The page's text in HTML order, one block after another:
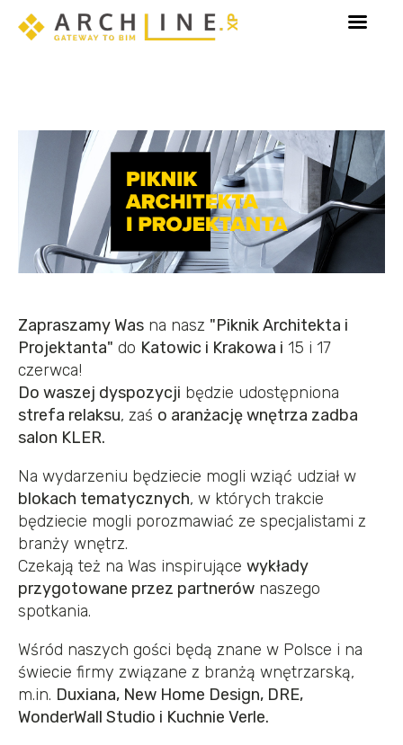
Poznaj Sketch Mode - tryb dedykowany edycji
Zapraszamy Was na nasz "Piknik Architekta i
Projektanta" do Katowic i Krakowa i 15 i 17
czerwca!
Do waszej dyspozycji będzie udostępniona
strefa relaksu, zaś o aranżację wnętrza zadba
salon KLER.
Na wydarzeniu będziecie mogli wziąć udział w
blokach tematycznych, w których trakcie
będziecie mogli porozmawiać ze specjalistami z
branży wnętrz.
Czekają też na Was inspirujące wykłady
przygotowane przez partnerów naszego
spotkania.
Wśród naszych gości będą znane w Polsce i na
świecie firmy związane z branżą wnętrzarską,
m.in. Duxiana, New Home Design, DRE,
WonderWall Studio i Kuchnie Verle.